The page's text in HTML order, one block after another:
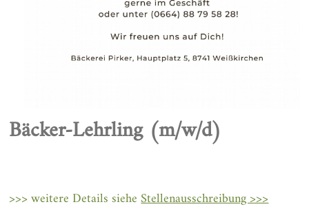
Bäcker-Lehrling (m/w/d)
>>> weitere Details sieheStellenausschreibung >>>